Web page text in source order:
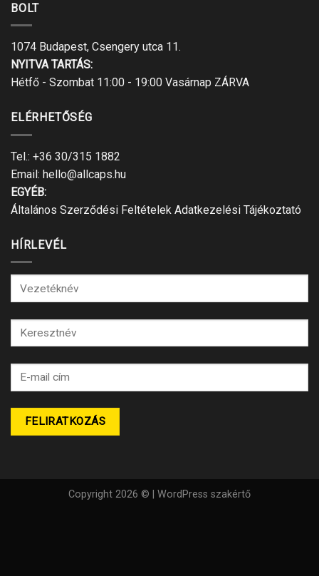
BOLT
1074 Budapest, Csengery utca 11.
NYITVA TARTÁS:
Hétfő - Szombat 11:00 - 19:00 Vasárnap ZÁRVA
ELÉRHETŐSÉG
Tel.: +36 30/315 1882
Email: hello@allcaps.hu
EGYÉB:
Általános Szerződési Feltételek Adatkezelési Tájékoztató
HÍRLEVÉL
Copyright 2026 © | WordPress szakértő